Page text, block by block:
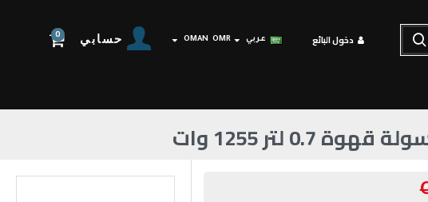
دخول البائع عربي OMR
OMAN حسابي 0